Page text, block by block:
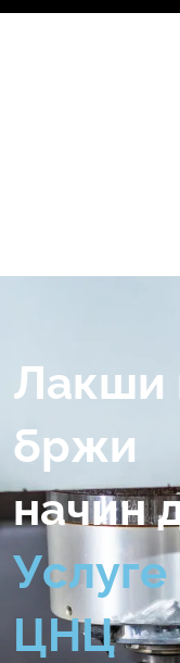
Пређи
Лакши
бржи
начин
Услуге
ЦНЦ